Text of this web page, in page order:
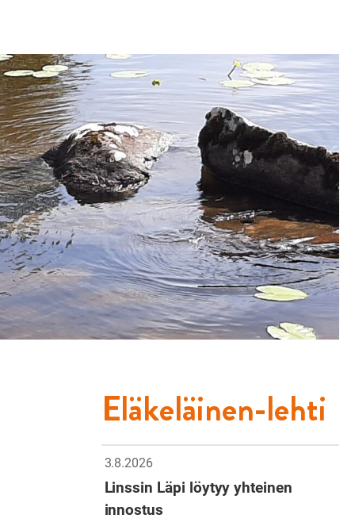
Eläkeläinen-lehti
3.8.2026
Linssin Läpi löytyy yhteinen
innostus